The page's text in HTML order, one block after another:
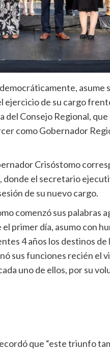
asume
de su cargo
Consejo Regional, que
como Gobernador
Crisóstomo
el secretario
de su nuevo cargo.
comenzó sus palabras
primer día, asumo con
4 años los destinos de
sus funciones recién el
uno de ellos, por su
que “este triunfo